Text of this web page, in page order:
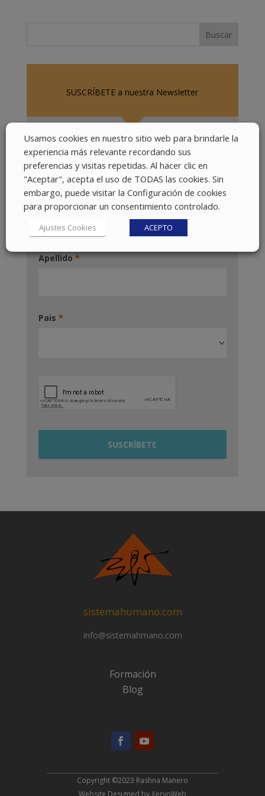
SUSCRÍBETE a nuestra Newsletter
Email*
Nombre*
Apellido*
Pais *
sistemahumano.com
info@sistemahmano.com
Formación
Blog
Copyright ©2023 Rashna Manero
Usamos cookies en nuestro sitio web para brindarle la
experiencia más relevante recordando sus
preferencias y visitas repetidas. Al hacer clic en
"Aceptar", acepta el uso de TODAS las cookies. Sin
embargo, puede visitar la Configuración de cookies
para proporcionar un consentimiento controlado.
Ajustes Cookies ACEPTO